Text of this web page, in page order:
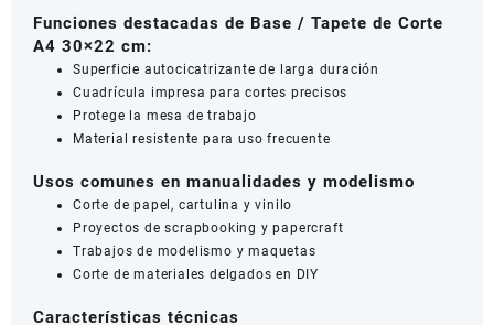
Funciones destacadas de Base / Tapete de Corte
A4 30×22 cm:
Superficie autocicatrizante de larga duración
Cuadrícula impresa para cortes precisos
Protege la mesa de trabajo
Material resistente para uso frecuente
Usos comunes en manualidades y modelismo
Corte de papel, cartulina y vinilo
Proyectos de scrapbooking y papercraft
Trabajos de modelismo y maquetas
Corte de materiales delgados en DIY
Características técnicas